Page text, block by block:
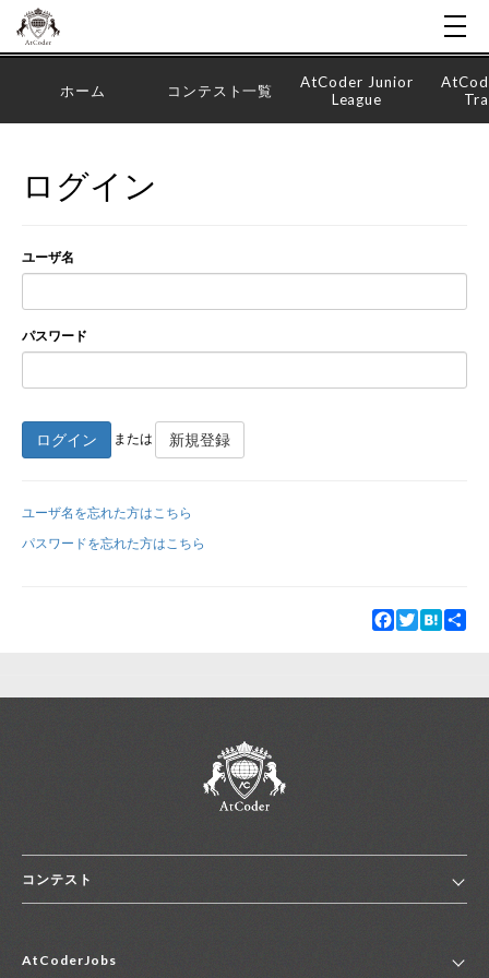
新規登録
ホーム コンテスト一覧
AtCoder Junior
League
ログイン
ユーザ名
パスワード
ログイン または 新規登録
ユーザ名を忘れた方はこちら
パスワードを忘れた方はこちら
Facebook
TwitterHatena
コンテスト
コンテスト一覧
AtCoderJobs